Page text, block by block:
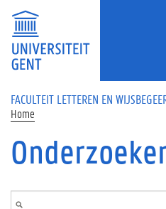
Overslaan en naar de inhoud gaan
FACULTEIT LETTEREN EN
Home